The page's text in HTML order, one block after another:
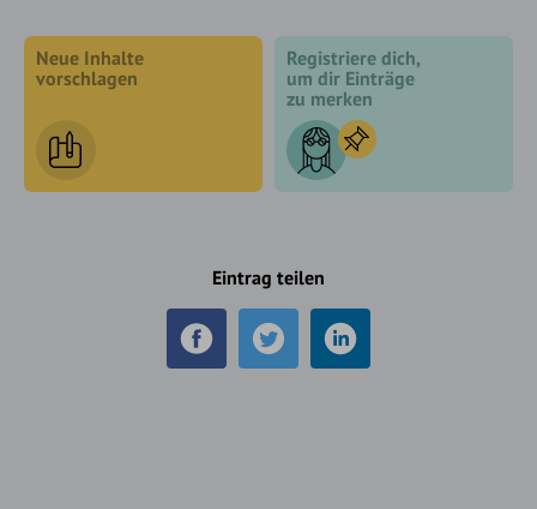
Neue Inhalte
vorschlagen
Registriere dich,
um dir Einträge
zu merken
Eintrag teilen